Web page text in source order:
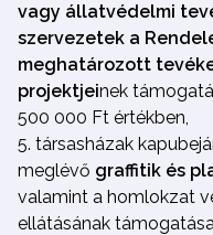
vagy állatvédelmi
szervezetek a
meghatározott
projektjeinek
500 000 Ft értékben,
társasházak
meglévő graffitik és
valamint a homlokzat
ellátásának